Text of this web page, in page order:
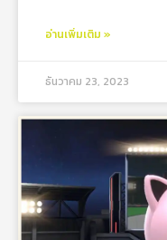
อ่านเพิ่มเติม »
ธันวาคม 23, 2023